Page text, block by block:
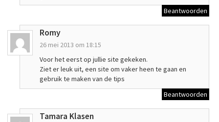
Beantwoorden
Romy
26 mei 2013 om 18:15
Voor het eerst op jullie site gekeken.
Ziet er leuk uit, een site om vaker heen te gaan en
gebruik te maken van de tips
Beantwoorden
Tamara Klasen